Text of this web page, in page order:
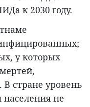
к 2030 году.
у которых
стране уровень
не